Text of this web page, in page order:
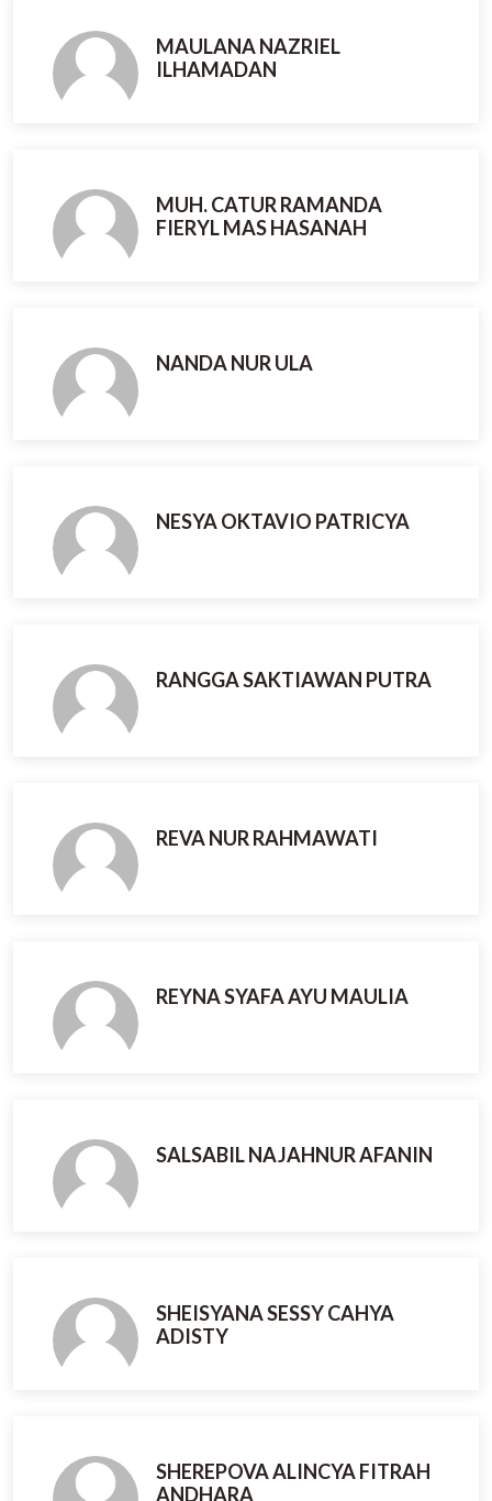
MAULANA NAZRIEL
ILHAMADAN
MUH. CATUR RAMANDA
FIERYL MAS HASANAH
NANDA NUR ULA
NESYA OKTAVIO PATRICYA
RANGGA SAKTIAWAN PUTRA
REVA NUR RAHMAWATI
REYNA SYAFA AYU MAULIA
SALSABIL NAJAHNUR AFANIN
SHEISYANA SESSY CAHYA
ADISTY
SHEREPOVA ALINCYA FITRAH
ANDHARA